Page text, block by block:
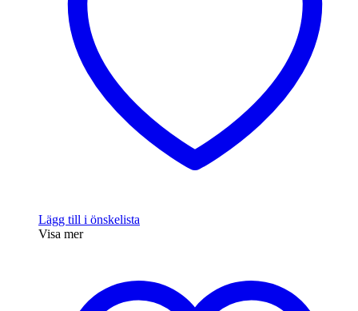
Lägg till i önskelista
Visa mer